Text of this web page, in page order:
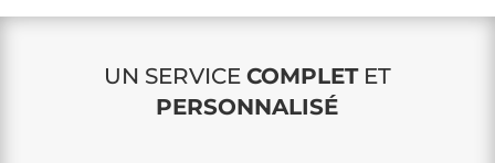
UN SERVICE COMPLETET
PERSONNALISÉ